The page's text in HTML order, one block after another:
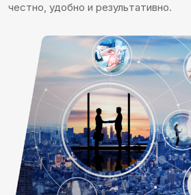
честно, удобно и результативно.